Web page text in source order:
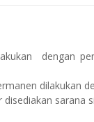
dengan
dilakukan
sarana